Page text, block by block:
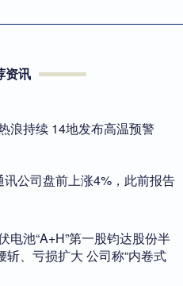
资讯
浪持续 14地发布高温预警
公司盘前上涨4%，此前报告
电池“A+H”第一股钧达股份半
斩、亏损扩大 公司称“内卷式